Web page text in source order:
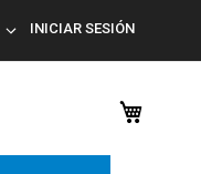
INICIAR SESIÓN